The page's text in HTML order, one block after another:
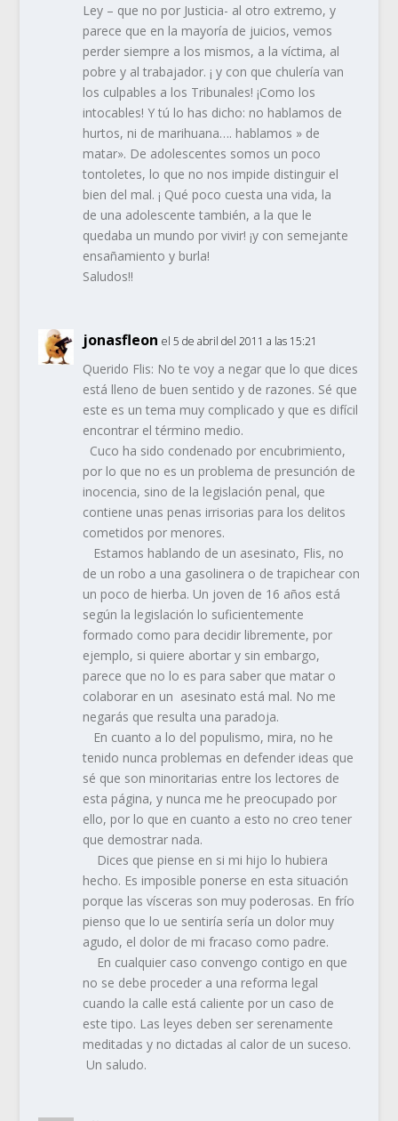
Ley – que no por Justicia- al otro extremo, y
parece que en la mayoría de juicios, vemos
perder siempre a los mismos, a la víctima, al
pobre y al trabajador. ¡ y con que chulería van
los culpables a los Tribunales! ¡Como los
intocables! Y tú lo has dicho: no hablamos de
hurtos, ni de marihuana…. hablamos » de
matar». De adolescentes somos un poco
tontoletes, lo que no nos impide distinguir el
bien del mal. ¡ Qué poco cuesta una vida, la
de una adolescente también, a la que le
quedaba un mundo por vivir! ¡y con semejante
ensañamiento y burla!
Saludos!!
jonasfleon el 5 de abril del 2011 a las 15:21
Querido Flis: No te voy a negar que lo que dices
está lleno de buen sentido y de razones. Sé que
este es un tema muy complicado y que es difícil
encontrar el término medio.
Cuco ha sido condenado por encubrimiento,
por lo que no es un problema de presunción de
inocencia, sino de la legislación penal, que
contiene unas penas irrisorias para los delitos
cometidos por menores.
Estamos hablando de un asesinato, Flis, no
de un robo a una gasolinera o de trapichear con
un poco de hierba. Un joven de 16 años está
según la legislación lo suficientemente
formado como para decidir libremente, por
ejemplo, si quiere abortar y sin embargo,
parece que no lo es para saber que matar o
colaborar en un asesinato está mal. No me
negarás que resulta una paradoja.
En cuanto a lo del populismo, mira, no he
tenido nunca problemas en defender ideas que
sé que son minoritarias entre los lectores de
esta página, y nunca me he preocupado por
ello, por lo que en cuanto a esto no creo tener
que demostrar nada.
Dices que piense en si mi hijo lo hubiera
hecho. Es imposible ponerse en esta situación
porque las vísceras son muy poderosas. En frío
pienso que lo ue sentiría sería un dolor muy
agudo, el dolor de mi fracaso como padre.
En cualquier caso convengo contigo en que
no se debe proceder a una reforma legal
cuando la calle está caliente por un caso de
este tipo. Las leyes deben ser serenamente
meditadas y no dictadas al calor de un suceso.
Un saludo.